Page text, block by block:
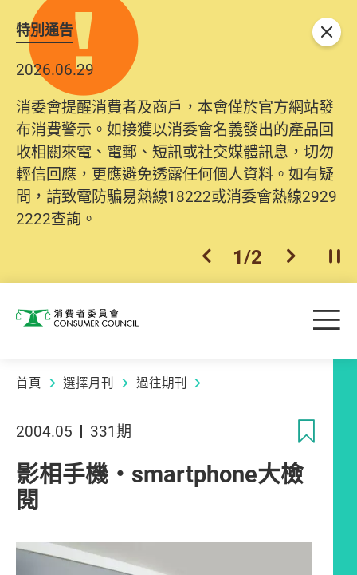
特別通告
2026.06.29
消委會提醒消費者及商戶，本會僅於官方網站發
布消費警示。如接獲以消委會名義發出的產品回
收相關來電、電郵、短訊或社交媒體訊息，切勿
輕信回應，更應避免透露任何個人資料。如有疑
問，請致電防騙易熱線18222或消委會熱線2929
2222查詢。
上一個
1/2 下一個開
關閉
消費者委員會 目
首頁 選擇月刊 過往期刊
2004.05 331期
影相手機‧smartphone大檢
閱